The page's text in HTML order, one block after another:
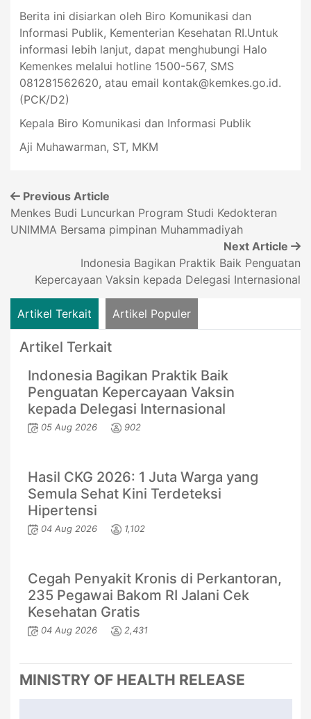
Berita ini disiarkan oleh Biro Komunikasi dan
Informasi Publik, Kementerian Kesehatan RI.Untuk
informasi lebih lanjut, dapat menghubungi Halo
Kemenkes melalui hotline 1500-567, SMS
081281562620, atau email kontak@kemkes.go.id.
(PCK/D2)
Kepala Biro Komunikasi dan Informasi Publik
Aji Muhawarman, ST, MKM
Previous Article
Menkes Budi Luncurkan Program Studi Kedokteran
UNIMMA Bersama pimpinan Muhammadiyah
Next Article
Indonesia Bagikan Praktik Baik Penguatan
Kepercayaan Vaksin kepada Delegasi Internasional
Artikel Terkait Artikel Populer
Artikel Terkait
Indonesia Bagikan Praktik Baik
Penguatan Kepercayaan Vaksin
kepada Delegasi Internasional
05 Aug 2026 902
Hasil CKG 2026: 1 Juta Warga yang
Semula Sehat Kini Terdeteksi
Hipertensi
04 Aug 2026 1,102
Cegah Penyakit Kronis di Perkantoran,
235 Pegawai Bakom RI Jalani Cek
Kesehatan Gratis
04 Aug 2026 2,431
MINISTRY OF HEALTH RELEASE